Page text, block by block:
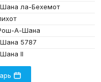
ла-Бехемот
А-Шана
5787
II